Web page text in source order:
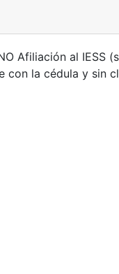
Afiliación al IESS
con la cédula y sin